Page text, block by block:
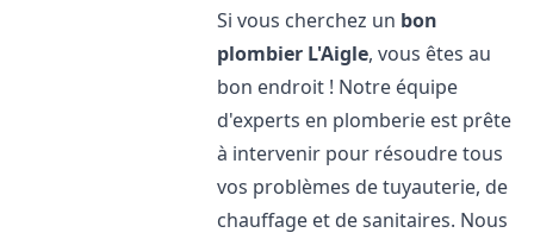
Si vous cherchez un bon
plombier L'Aigle, vous êtes au
bon endroit ! Notre équipe
d'experts en plomberie est prête
à intervenir pour résoudre tous
vos problèmes de tuyauterie, de
chauffage et de sanitaires. Nous